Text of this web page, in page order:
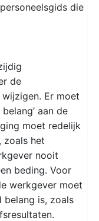
die
de
Er moet
aan de
moet redelijk
zoals het
nooit
beding. Voor
werkgever moet
belang is, zoals